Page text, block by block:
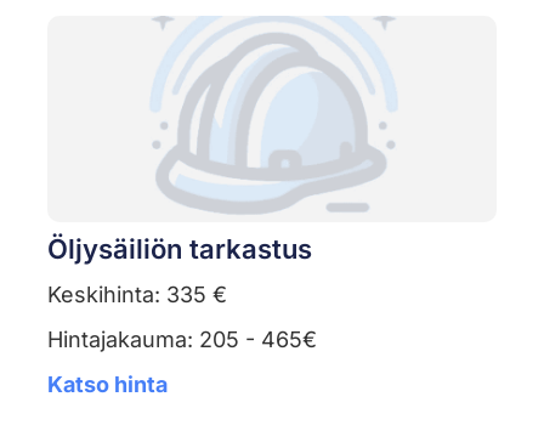
Öljysäiliön tarkastus
Keskihinta: 335 €
Hintajakauma: 205 - 465€
Katso hinta